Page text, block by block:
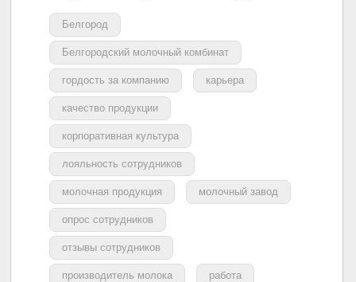
Белгород
Белгородский молочный комбинат
гордость за компанию карьера
качество продукции
корпоративная культура
лояльность сотрудников
молочная продукция молочный завод
опрос сотрудников
отзывы сотрудников
производитель молока работа